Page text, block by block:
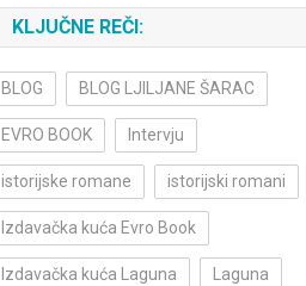
KLJUČNE REČI:
BLOG BLOG LJILJANE ŠARAC
EVRO BOOK Intervju
istorijske romane istorijski romani
Izdavačka kuća Evro Book
Izdavačka kuća Laguna Laguna